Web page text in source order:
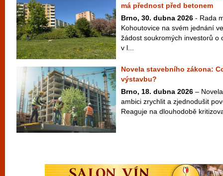
má přednost před betonem
Brno, 30. dubna 2026 - Rada
Kohoutovice na svém jednání
žádost soukromých investorů o
v l...
Novela stavebního zákona:
výstavbu?
Brno, 18. dubna 2026 –
ambici zrychlit a zjednodušit
Reaguje na dlouhodobě